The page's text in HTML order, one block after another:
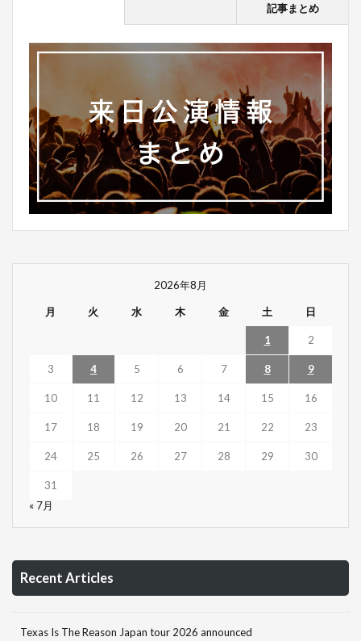
記事まとめ
2026年8月
月 火 水 木 金 土 日
1 2
3 4 5 6 7 8 9
10 11 12 13 14 15 16
17 18 19 20 21 22 23
24 25 26 27 28 29 30
31
« 7月
Recent Articles
Texas Is The Reason Japan tour 2026 announced